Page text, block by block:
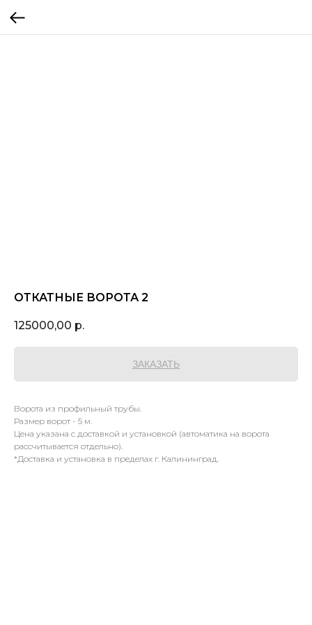
ОТКАТНЫЕ ВОРОТА 2
125000,00 р.
ЗАКАЗАТЬ
Ворота из профильный трубы.
Размер ворот - 5 м.
Цена указана с доставкой и установкой (автоматика на ворота
рассчитывается отдельно).
*Доставка и установка в пределах г. Калининград.